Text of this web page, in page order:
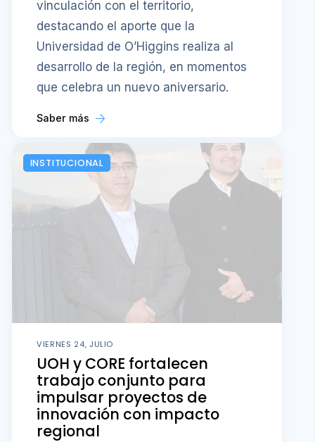
vinculación con el territorio,
destacando el aporte que la
Universidad de O’Higgins realiza al
desarrollo de la región, en momentos
que celebra un nuevo aniversario.
Saber más
INSTITUCIONAL
VIERNES 24, JULIO
UOH y CORE fortalecen
trabajo conjunto para
impulsar proyectos de
innovación con impacto
regional